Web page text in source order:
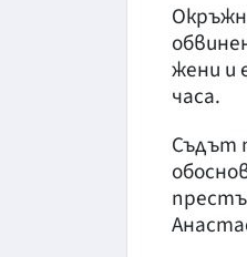
жени и
часа.
Съдът